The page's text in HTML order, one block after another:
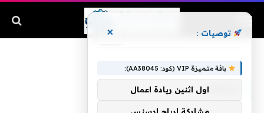
الرقاص
توصيات : ×
باقة متميزة VIP (كود: AA38045):
اول اثنين ريادة اعمال